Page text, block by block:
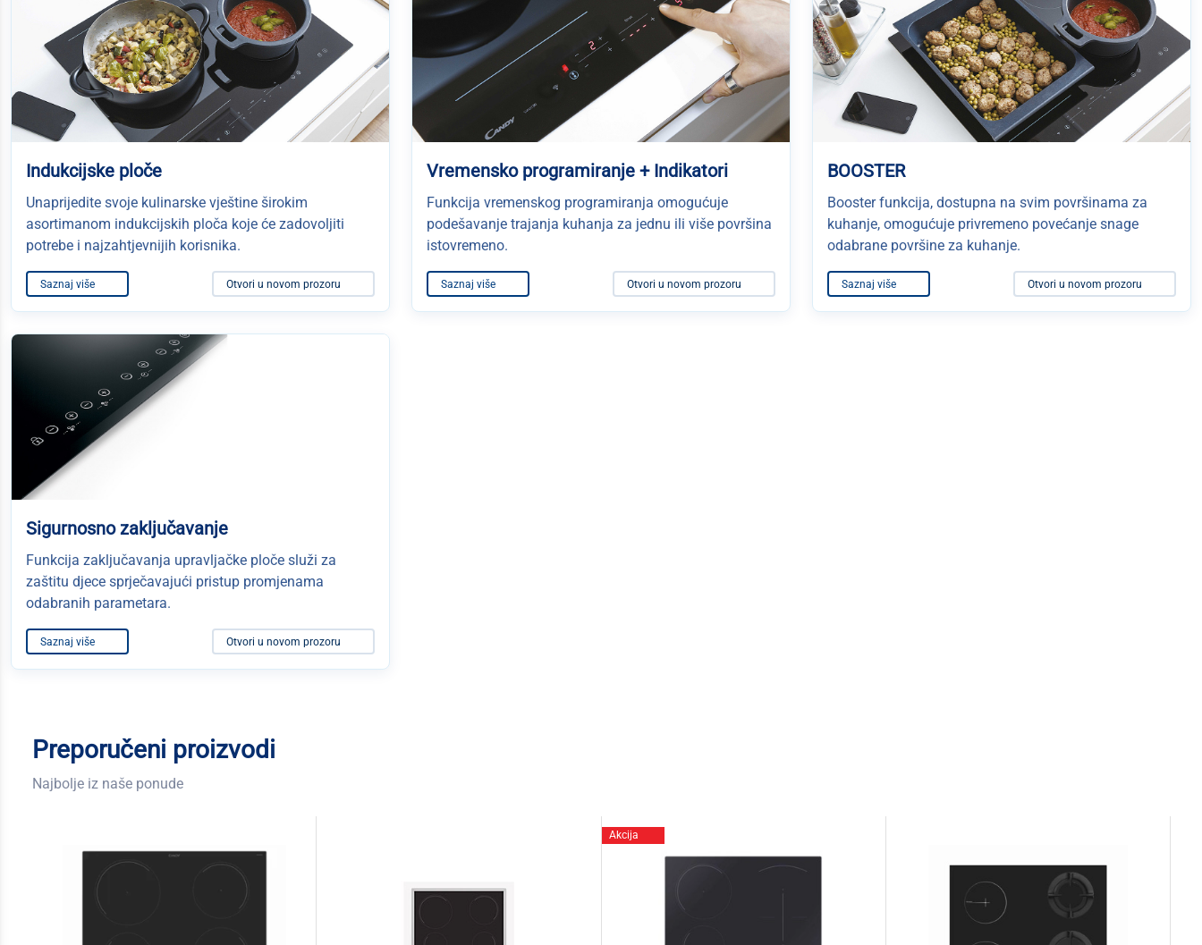
Indukcijske ploče
Unaprijedite svoje kulinarske vještine širokim
asortimanom indukcijskih ploča koje će zadovoljiti
potrebe i najzahtjevnijih korisnika.
Saznaj više Otvori u novom prozoru
Vremensko programiranje + Indikatori
Funkcija vremenskog programiranja omogućuje
podešavanje trajanja kuhanja za jednu ili više površina
istovremeno.
Saznaj više Otvori u novom prozoru
BOOSTER
Booster funkcija, dostupna na svim površinama za
kuhanje, omogućuje privremeno povećanje snage
odabrane površine za kuhanje.
Saznaj više Otvori u novom prozoru
Sigurnosno zaključavanje
Funkcija zaključavanja upravljačke ploče služi za
zaštitu djece sprječavajući pristup promjenama
odabranih parametara.
Saznaj više Otvori u novom prozoru
Preporučeni proizvodi
Najbolje iz naše ponude
Akcija